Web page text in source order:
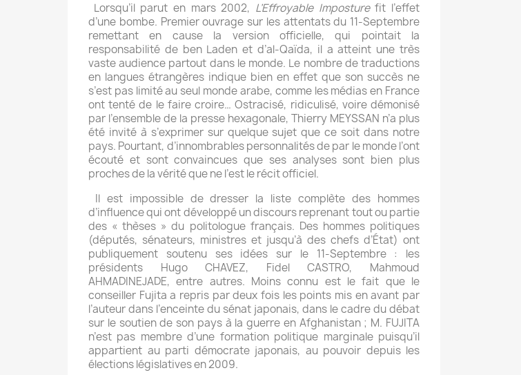
Lorsqu’il parut en mars 2002, L’Effroyable Imposturefit l’effet
d’une bombe. Premier ouvrage sur les attentats du 11-Septembre
remettant en cause la version officielle, qui pointait la
responsabilité de ben Laden et d’al-Qaïda, il a atteint une très
vaste audience partout dans le monde. Le nombre de traductions
en langues étrangères indique bien en effet que son succès ne
s’est pas limité au seul monde arabe, comme les médias en France
ont tenté de le faire croire… Ostracisé, ridiculisé, voire démonisé
par l’ensemble de la presse hexagonale, Thierry MEYSSAN n’a plus
été invité à s’exprimer sur quelque sujet que ce soit dans notre
pays. Pourtant, d’innombrables personnalités de par le monde l’ont
écouté et sont convaincues que ses analyses sont bien plus
proches de la vérité que ne l’est le récit officiel.
Il est impossible de dresser la liste complète des hommes
d’influence qui ont développé un discours reprenant tout ou partie
des « thèses » du politologue français. Des hommes politiques
(députés, sénateurs, ministres et jusqu’à des chefs d’État) ont
publiquement soutenu ses idées sur le 11-Septembre : les
présidents Hugo CHAVEZ, Fidel CASTRO, Mahmoud
AHMADINEJADE, entre autres. Moins connu est le fait que le
conseiller Fujita a repris par deux fois les points mis en avant par
l’auteur dans l’enceinte du sénat japonais, dans le cadre du débat
sur le soutien de son pays à la guerre en Afghanistan ; M. FUJITA
n’est pas membre d’une formation politique marginale puisqu’il
appartient au parti démocrate japonais, au pouvoir depuis les
élections législatives en 2009.